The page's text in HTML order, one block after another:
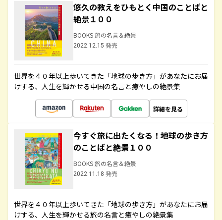
悠久の教えをひもとく中国のことばと
絶景１００
BOOKS 旅の名言＆絶景
2022.12.15 発売
世界を４０年以上歩いてきた「地球の歩き方」があなたにお届
けする、人生を輝かせる中国の名言と癒やしの絶景集
詳細を見る
今すぐ旅に出たくなる！地球の歩き方
のことばと絶景１００
BOOKS 旅の名言＆絶景
2022.11.18 発売
世界を４０年以上歩いてきた「地球の歩き方」があなたにお届
けする、人生を輝かせる旅の名言と癒やしの絶景集